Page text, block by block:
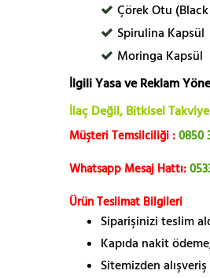
Çörek Otu
Spirulina Kapsül
Moringa Kapsül
İlgili Yasa ve Reklam
İlaç Değil, Bitkisel
Müşteri Temsilciliği :0850
Whatsapp Mesaj Hattı:
Ürün Teslimat Bilgileri
Siparişinizi teslim
Kapıda nakit
Sitemizden